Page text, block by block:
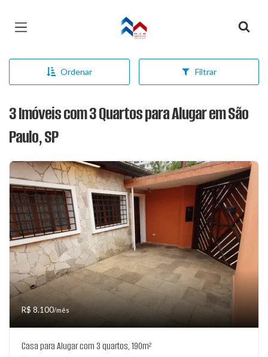
Página inicial
Ordenar Filtrar
3 Imóveis com 3 Quartos para Alugar em São
Paulo, SP
R$ 8.100/mês
Casa para Alugar com 3 quartos, 190m²